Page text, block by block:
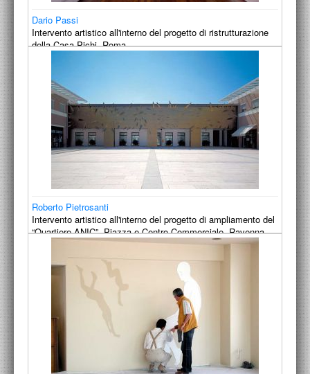
Dario Passi
Intervento artistico all'interno del progetto di ristrutturazione
della Casa Pichi, Roma.
Roberto Pietrosanti
Intervento artistico all'interno del progetto di ampliamento del
“Quartiere ANIC”, Piazza e Centro Commerciale, Ravenna.